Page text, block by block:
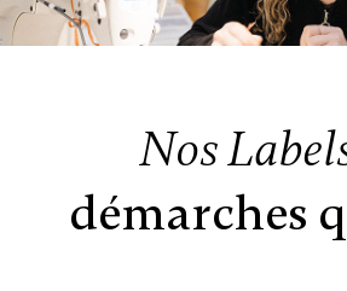
Nos
démarches